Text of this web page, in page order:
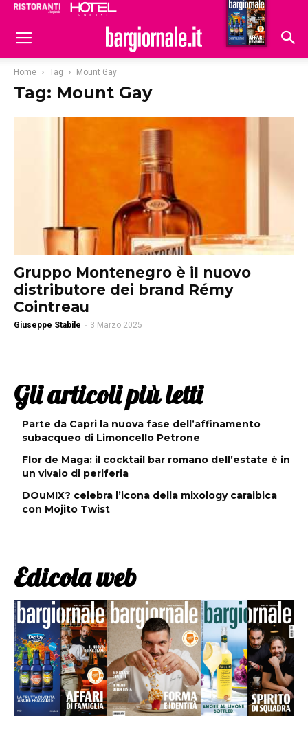
Hoteldomani
Home Tag Mount Gay
Tag: Mount Gay
Gruppo Montenegro è il nuovo
distributore dei brand Rémy
Cointreau
Giuseppe Stabile - 3 Marzo 2025
Gli articoli più letti
Parte da Capri la nuova fase dell’affinamento
subacqueo di Limoncello Petrone
Flor de Maga: il cocktail bar romano dell’estate è in
un vivaio di periferia
DOuMIX? celebra l’icona della mixology caraibica
con Mojito Twist
Edicola web